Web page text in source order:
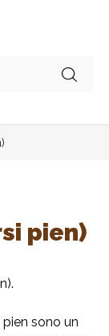
pien)
sono un